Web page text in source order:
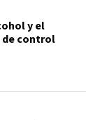
y el
de control